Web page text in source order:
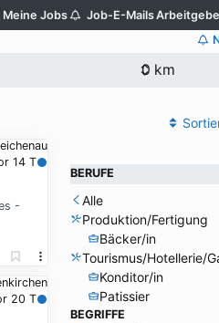
Meine Jobs Job-E-Mails
14 T
-
20 T
BERUFE
Alle
Produktion/Fertigung
Bäcker/in
Konditor/in
Patissier
BEGRIFFE